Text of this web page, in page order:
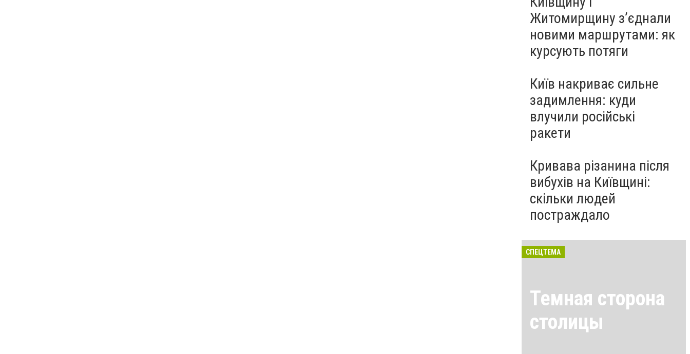
Житомирщину з’єднали
новими маршрутами: як
курсують потяги
Київ накриває сильне
задимлення: куди
влучили російські
ракети
Кривава різанина після
вибухів на Київщині:
скільки людей
постраждало
СПЕЦТЕМА
Темная сторона
столицы